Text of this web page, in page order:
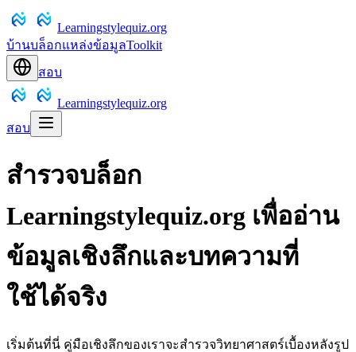
Learningstylequiz.org
บ้านบล็อกแหล่งข้อมูลToolkit
สอบ
Learningstylequiz.org
สอบ
สำรวจบล็อก
Learningstylequiz.org เพื่ออ่าน
ข้อมูลเชิงลึกและบทความที่
ใช้ได้จริง
เริ่มต้นที่นี่ คู่มือเชิงลึกของเราจะสำรวจวิทยาศาสตร์เบื้องหลังรูป